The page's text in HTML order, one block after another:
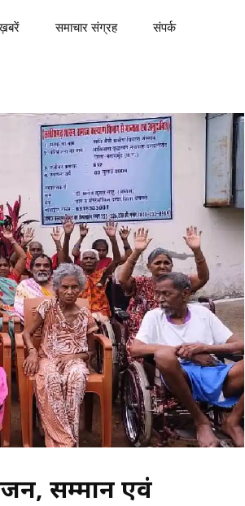
समाचार संग्रह संपर्क
सम्मान एवं